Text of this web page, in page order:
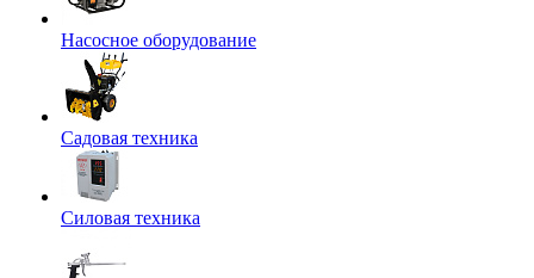
Насосное оборудование
Садовая техника
Силовая техника